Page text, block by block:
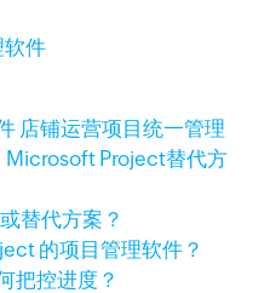
件
店铺运营项目统一管理
Project替代方
替代方案？
的项目管理软件？
把控进度？